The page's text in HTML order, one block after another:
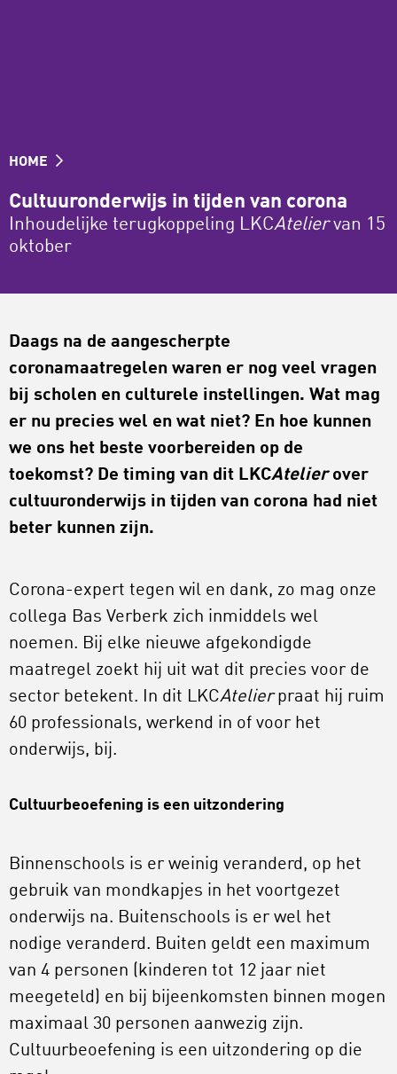
HOME
Cultuuronderwijs in tijden van corona
Inhoudelijke terugkoppeling LKCAteliervan 15
oktober
Daags na de aangescherpte
coronamaatregelen waren er nog veel vragen
bij scholen en culturele instellingen. Wat mag
er nu precies wel en wat niet? En hoe kunnen
we ons het beste voorbereiden op de
toekomst? De timing van dit LKCAtelierover
cultuuronderwijs in tijden van corona had niet
beter kunnen zijn.
Corona-expert tegen wil en dank, zo mag onze
collega Bas Verberk zich inmiddels wel
noemen. Bij elke nieuwe afgekondigde
maatregel zoekt hij uit wat dit precies voor de
sector betekent. In dit LKCAtelierpraat hij ruim
60 professionals, werkend in of voor het
onderwijs, bij.
Cultuurbeoefening is een uitzondering
Binnenschools is er weinig veranderd, op het
gebruik van mondkapjes in het voortgezet
onderwijs na. Buitenschools is er wel het
nodige veranderd. Buiten geldt een maximum
van 4 personen (kinderen tot 12 jaar niet
meegeteld) en bij bijeenkomsten binnen mogen
maximaal 30 personen aanwezig zijn.
Cultuurbeoefening is een uitzondering op die